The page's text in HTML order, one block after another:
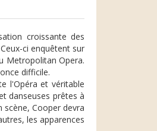
croissante des
ci enquêtent sur
Metropolitan Opera.
difficile.
l'Opéra et véritable
danseuses prêtes à
Cooper devra
les apparences